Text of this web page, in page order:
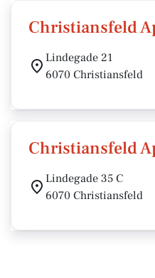
Christiansfeld
Lindegade 21
6070 Christiansfeld
Christiansfeld
Lindegade 35 C
6070 Christiansfeld